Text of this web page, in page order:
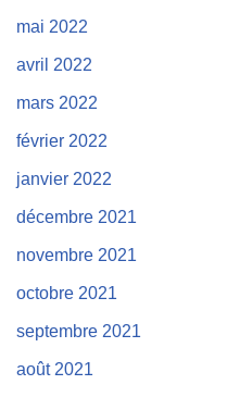
mai 2022
avril 2022
mars 2022
février 2022
janvier 2022
décembre 2021
novembre 2021
octobre 2021
septembre 2021
août 2021